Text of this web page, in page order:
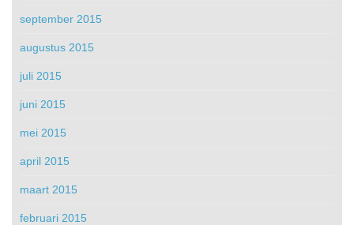
september 2015
augustus 2015
juli 2015
juni 2015
mei 2015
april 2015
maart 2015
februari 2015